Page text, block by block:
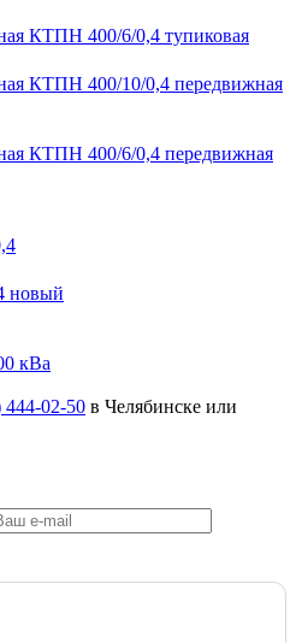
КТПН 400/6/0,4 тупиковая
КТПН 400/10/0,4 передвижная
КТПН 400/6/0,4 передвижная
новый
кВа
444-02-50 в Челябинске или